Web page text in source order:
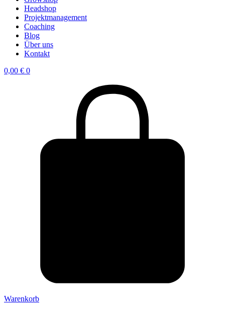
Headshop
Projektmanagement
Coaching
Blog
Über uns
Kontakt
0,00 € 0
Warenkorb